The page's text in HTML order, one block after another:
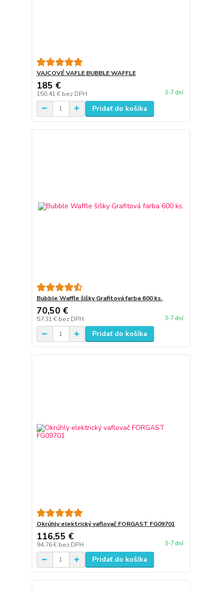
VAJCOVÉ VAFLE BUBBLE WAFFLE
185 €
150,41 € bez DPH 3-7 dní
Pridať do košíka
Bubble Waffle šišky Grafitová farba 600 ks.
70,50 €
57,31 € bez DPH 3-7 dní
Pridať do košíka
Okrúhly elektrický vaflovač FORGAST FG09701
116,55 €
94,76 € bez DPH 3-7 dní
Pridať do košíka